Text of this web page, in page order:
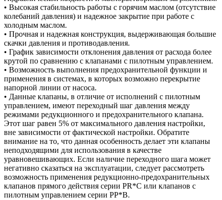
• Высокая стабильность работы с горячим маслом (отсутствие
колебаний давления) и надежное закрытие при работе с
холодным маслом.
• Прочная и надежная конструкция, выдерживающая большие
скачки давления и противодавления.
• График зависимости отклонения давления от расхода более
крутой по сравнению с клапанами с пилотным управлением.
• Возможность выполнения предохранительной функции и
применения в системах, в которых возможно перекрытие
напорной линии от насоса.
• Данные клапаны, в отличие от исполнений с пилотным
управлением, имеют переходный шаг давления между
режимами редукционного и предохранительного клапана.
Этот шаг равен 5% от максимального давления настройки,
вне зависимости от фактической настройки. Обратите
внимание на то, что данная особенность делает эти клапаны
неподходящими для использования в качестве
уравновешивающих. Если наличие переходного шага может
негативно сказаться на эксплуатации, следует рассмотреть
возможность применения редукционно-предохранительных
клапанов прямого действия серии PR*C или клапанов с
пилотным управлением серии PP*B.